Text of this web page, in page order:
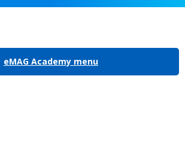
eMAG Academy menu